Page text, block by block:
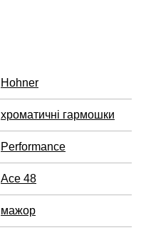
Hohner
хроматичні гармошки
Performance
Ace 48
мажор